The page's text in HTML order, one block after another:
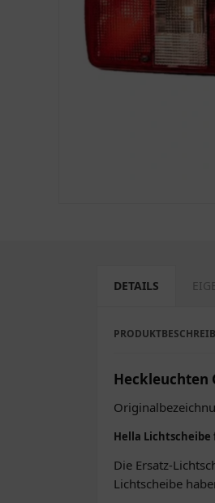
DETAILS
Heckleuchten
Hella
Die Ersatz-
Lichtscheibe